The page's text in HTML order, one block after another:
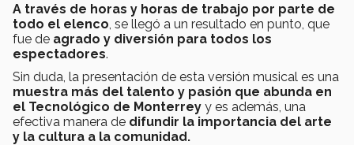
A través de horas y horas de trabajo por parte de
todo el elenco , se llegó a un resultado en punto, que
fue de agrado y diversión para todos los
espectadores.
Sin duda, la presentación de esta versión musical es una
muestra más del talento y pasión que abunda en
el Tecnológico de Monterrey y es además, una
efectiva manera de difundir la importancia del arte
y la cultura a la comunidad.